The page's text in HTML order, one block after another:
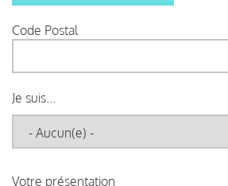
Code Postal
Je suis...
Votre présentation